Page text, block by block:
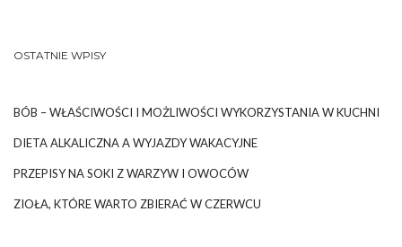
OSTATNIE WPISY
BÓB – WŁAŚCIWOŚCI I MOŻLIWOŚCI WYKORZYSTANIA W KUCHNI
DIETA ALKALICZNA A WYJAZDY WAKACYJNE
PRZEPISY NA SOKI Z WARZYW I OWOCÓW
ZIOŁA, KTÓRE WARTO ZBIERAĆ W CZERWCU